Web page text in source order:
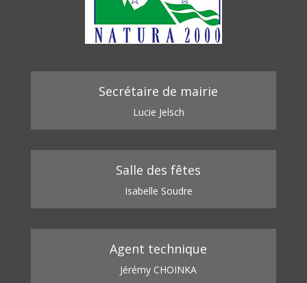
Secrétaire de mairie
Lucie Jelsch
Salle des fêtes
Isabelle Soudre
Agent technique
Jérémy CHOINKA